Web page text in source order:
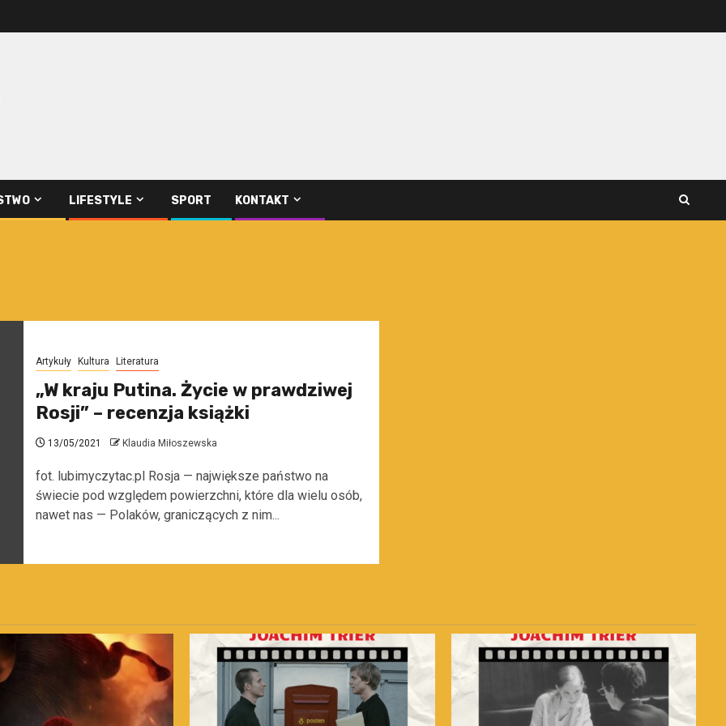
LIFESTYLE SPORT KONTAKT
Artykuły Kultura Literatura
„W kraju Putina. Życie w prawdziwej
Rosji” – recenzja książki
13/05/2021 Klaudia Miłoszewska
fot. lubimyczytac.pl Rosja — największe państwo na
świecie pod względem powierzchni, które dla wielu osób,
nawet nas — Polaków, graniczących z nim...